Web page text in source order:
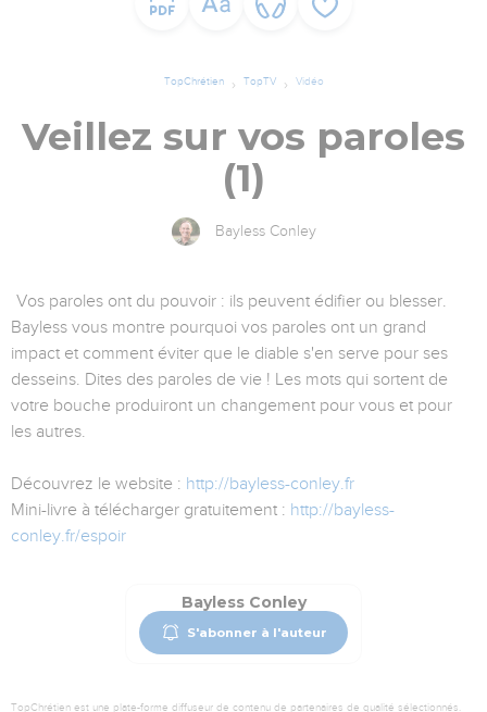
TopChrétien TopTV Vidéo
Veillez sur vos paroles
(1)
Bayless Conley
Vos paroles ont du pouvoir : ils peuvent édifier ou blesser.
Bayless vous montre pourquoi vos paroles ont un grand
impact et comment éviter que le diable s'en serve pour ses
desseins. Dites des paroles de vie ! Les mots qui sortent de
votre bouche produiront un changement pour vous et pour
les autres.
Découvrez le website : http://bayless-conley.fr
Mini-livre à télécharger gratuitement : http://bayless-
conley.fr/espoir
Bayless Conley
S'abonner à l'auteur
TopChrétien est une plate-forme diffuseur de contenu de partenaires de qualité sélectionnés.